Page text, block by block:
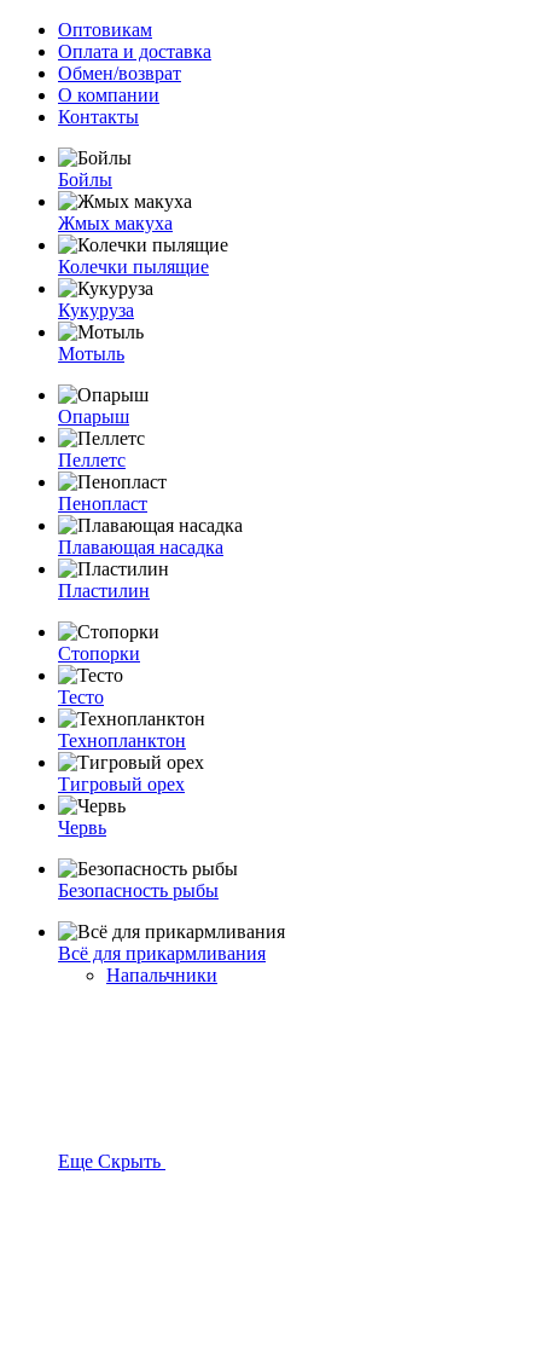
Оптовикам
Оплата и доставка
Обмен/возврат
О компании
Контакты
Бойлы
Жмых макуха
Колечки пылящие
Кукуруза
Мотыль
Опарыш
Пеллетс
Пенопласт
Плавающая насадка
Пластилин
Стопорки
Тесто
Технопланктон
Тигровый орех
Червь
Безопасность рыбы
Всё для прикармливания
Напальчники
Еще Скрыть